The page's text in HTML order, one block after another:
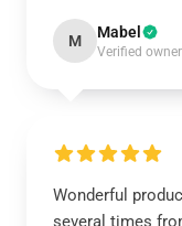
M Mabel
Verified owner
Wonderful
several times